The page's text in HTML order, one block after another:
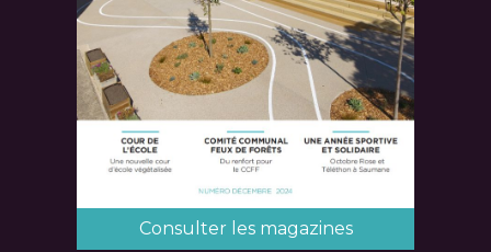
Consulter les magazines